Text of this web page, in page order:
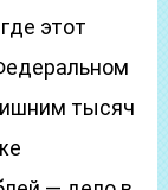
этот
тысяч